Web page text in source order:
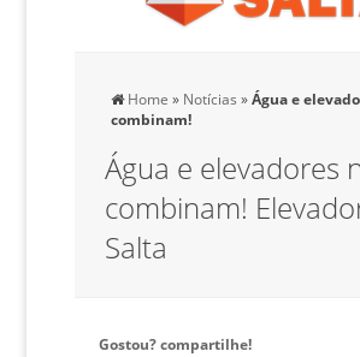
Home » Notícias »Água e
combinam!
Água e elevadores
combinam!
Salta
Gostou? compartilhe!